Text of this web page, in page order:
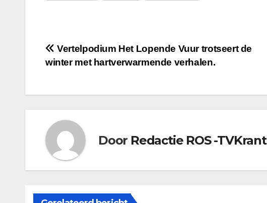
Bericht
Vertelpodium Het Lopende Vuur trotseert de
winter met hartverwarmende verhalen.
Door Redactie ROS -TVKrant